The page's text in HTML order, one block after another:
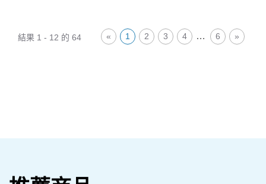
結果 1 - 12 的 64 « 1 2 3 4 … 6 »